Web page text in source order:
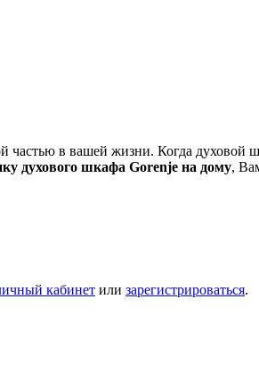
в вашей жизни. Когда духовой
духового шкафа Gorenje на дому,
кабинет или зарегистрироваться.